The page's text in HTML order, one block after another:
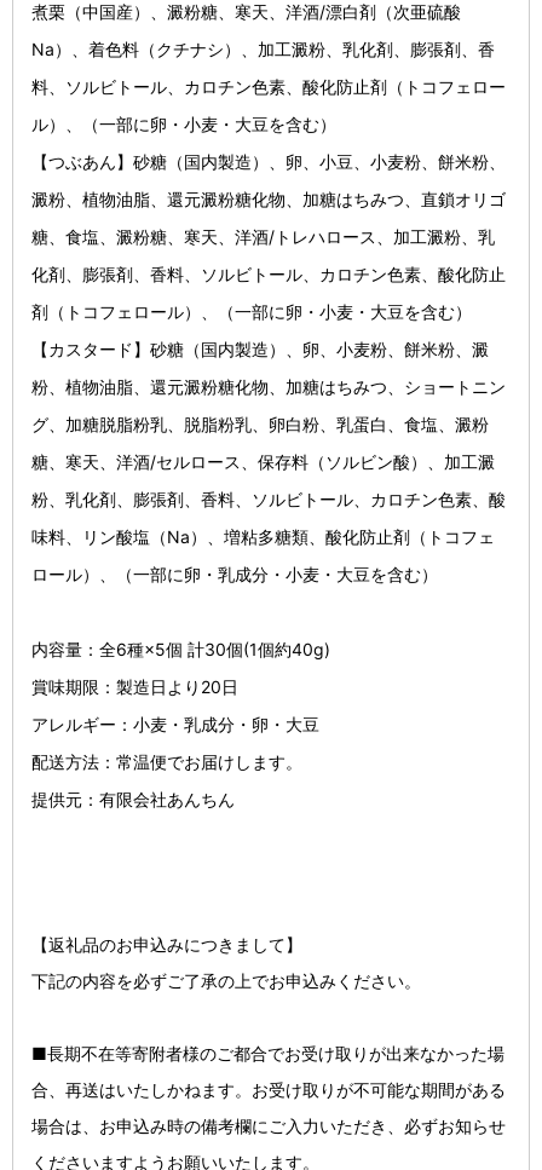
煮栗（中国産）、澱粉糖、寒天、洋酒/漂白剤（次亜硫酸
Na）、着色料（クチナシ）、加工澱粉、乳化剤、膨張剤、香
料、ソルビトール、カロチン色素、酸化防止剤（トコフェロー
ル）、（一部に卵・小麦・大豆を含む）
【つぶあん】砂糖（国内製造）、卵、小豆、小麦粉、餅米粉、
澱粉、植物油脂、還元澱粉糖化物、加糖はちみつ、直鎖オリゴ
糖、食塩、澱粉糖、寒天、洋酒/トレハロース、加工澱粉、乳
化剤、膨張剤、香料、ソルビトール、カロチン色素、酸化防止
剤（トコフェロール）、（一部に卵・小麦・大豆を含む）
【カスタード】砂糖（国内製造）、卵、小麦粉、餅米粉、澱
粉、植物油脂、還元澱粉糖化物、加糖はちみつ、ショートニン
グ、加糖脱脂粉乳、脱脂粉乳、卵白粉、乳蛋白、食塩、澱粉
糖、寒天、洋酒/セルロース、保存料（ソルビン酸）、加工澱
粉、乳化剤、膨張剤、香料、ソルビトール、カロチン色素、酸
味料、リン酸塩（Na）、増粘多糖類、酸化防止剤（トコフェ
ロール）、（一部に卵・乳成分・小麦・大豆を含む）
内容量：全6種×5個 計30個(1個約40g)
賞味期限：製造日より20日
アレルギー：小麦・乳成分・卵・大豆
配送方法：常温便でお届けします。
提供元：有限会社あんちん
【返礼品のお申込みにつきまして】
下記の内容を必ずご了承の上でお申込みください。
■長期不在等寄附者様のご都合でお受け取りが出来なかった場
合、再送はいたしかねます。お受け取りが不可能な期間がある
場合は、お申込み時の備考欄にご入力いただき、必ずお知らせ
くださいますようお願いいたします。